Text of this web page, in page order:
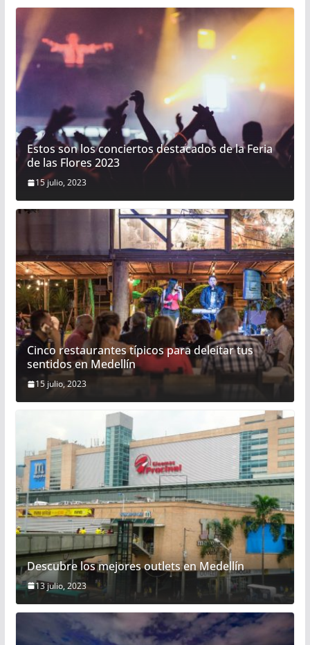
Estos son los conciertos destacados de la Feria
de las Flores 2023
15 julio, 2023
Cinco restaurantes típicos para deleitar tus
sentidos en Medellín
15 julio, 2023
Descubre los mejores outlets en Medellín
13 julio, 2023